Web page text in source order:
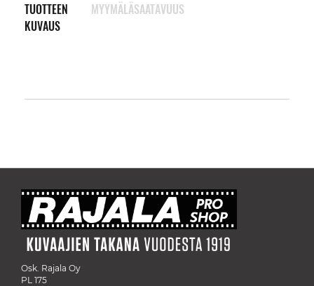
TUOTTEEN
KUVAUS
MYYMÄLÄSAATAVUUS
Osk. Rajala Oy
PL 175